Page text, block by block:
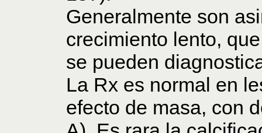
Generalmente son
crecimiento lento,
se pueden
La Rx es normal en
efecto de masa, con